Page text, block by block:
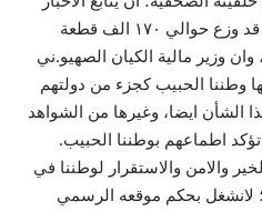
التي تقول ان الكيان الصهيو.ني قد وزع حوالي ١٧٠ الف قطعة
وزير مالية الكيان الصهيو.ني
وطننا الحبيب كجزء من دولتهم
الشأن ايضا، وغيرها من الشواهد
تؤكد اطماعهم بوطننا الحبيب.
والامن والاستقرار لوطننا في
بحكم موقعه الرسمي